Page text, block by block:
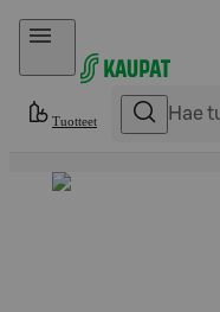
Hyppää sisältöön
Tuotteet